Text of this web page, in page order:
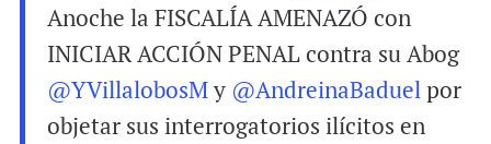
Anoche la FISCALÍA AMENAZÓ con
INICIAR ACCIÓN PENAL contra su Abog
@YVillalobosMy @AndreinaBaduelpor
objetar sus interrogatorios ilícitos en